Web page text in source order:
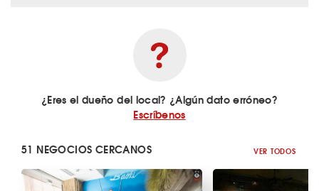
¿Eres el dueño del local? ¿Algún dato erróneo?
Escríbenos
51 NEGOCIOS CERCANOS VER TODOS